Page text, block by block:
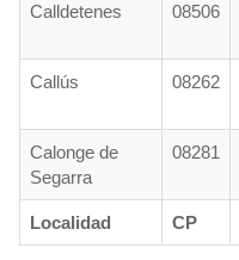
Calldetenes 08506
Callús 08262
Calonge de
Segarra
08281
Localidad CP